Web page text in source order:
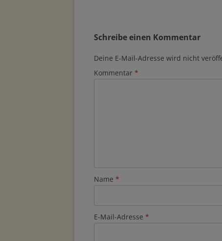
Schreibe einen Kommentar
Deine E-Mail-Adresse wird nicht
Kommentar *
Name *
E-Mail-Adresse *